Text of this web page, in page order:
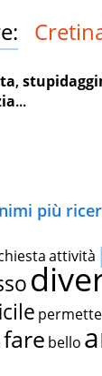
,
...
più
attività
fare bello